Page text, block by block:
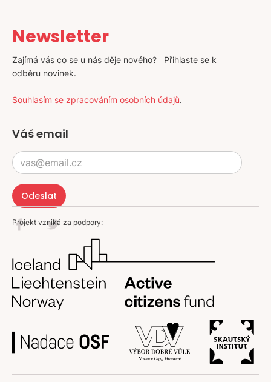
Newsletter
Zajímá vás co se u nás děje nového? Přihlaste se k
odběru novinek.
Souhlasím se zpracováním osobních údajů.
Váš email
Projekt vzniká za podpory: